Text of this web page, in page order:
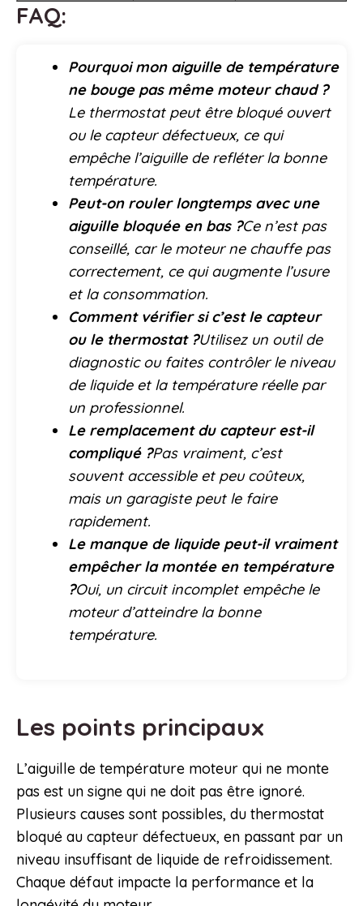
FAQ:
Pourquoi mon aiguille de température
ne bouge pas même moteur chaud ?
Le thermostat peut être bloqué ouvert
ou le capteur défectueux, ce qui
empêche l’aiguille de refléter la bonne
température.
Peut-on rouler longtemps avec une
aiguille bloquée en bas ?Ce n’est pas
conseillé, car le moteur ne chauffe pas
correctement, ce qui augmente l’usure
et la consommation.
Comment vérifier si c’est le capteur
ou le thermostat ?Utilisez un outil de
diagnostic ou faites contrôler le niveau
de liquide et la température réelle par
un professionnel.
Le remplacement du capteur est-il
compliqué ?Pas vraiment, c’est
souvent accessible et peu coûteux,
mais un garagiste peut le faire
rapidement.
Le manque de liquide peut-il vraiment
empêcher la montée en température
?Oui, un circuit incomplet empêche le
moteur d’atteindre la bonne
température.
Les points principaux
L’aiguille de température moteur qui ne monte
pas est un signe qui ne doit pas être ignoré.
Plusieurs causes sont possibles, du thermostat
bloqué au capteur défectueux, en passant par un
niveau insuffisant de liquide de refroidissement.
Chaque défaut impacte la performance et la